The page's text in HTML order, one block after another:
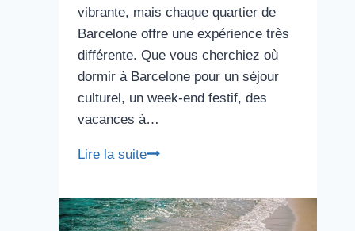
vibrante, mais chaque quartier de
Barcelone offre une expérience très
différente. Que vous cherchiez où
dormir à Barcelone pour un séjour
culturel, un week-end festif, des
vacances à…
Lire la suiteLes
quartiers
où